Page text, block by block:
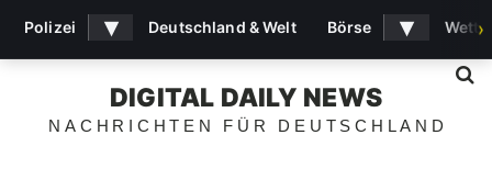
DIGITAL DAILY NEWS
NACHRICHTEN FÜR DEUTSCHLAND
Polizei ▾ Deutschland & Welt Börse ▾ ›